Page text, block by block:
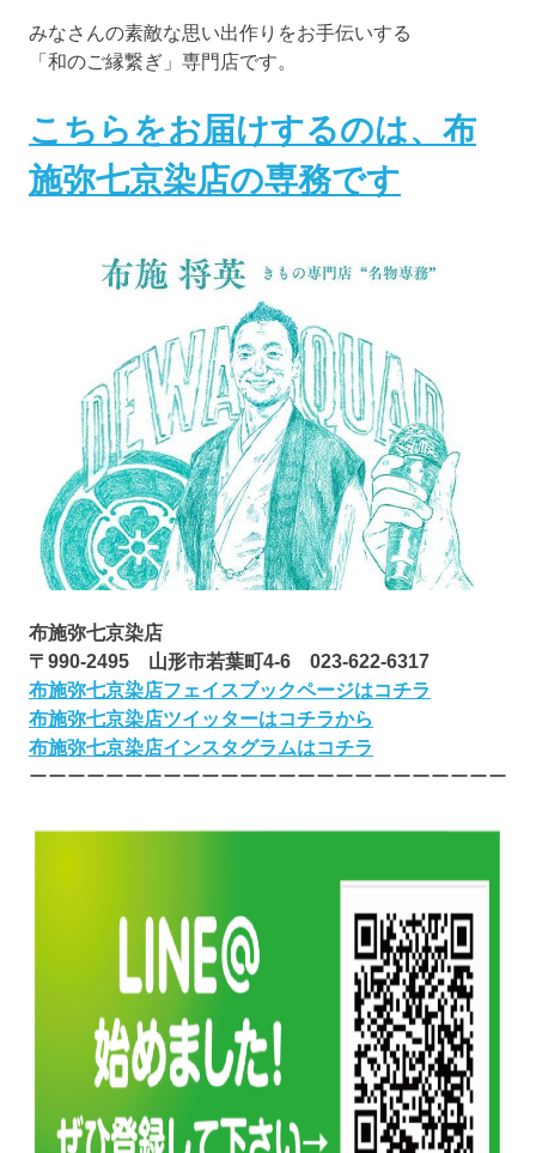
みなさんの素敵な思い出作りをお手伝いする
「和のご縁繋ぎ」専門店です。
こちらをお届けするのは、布
施弥七京染店の専務です
布施弥七京染店
〒990-2495 山形市若葉町4-6 023-622-6317
布施弥七京染店フェイスブックページはコチラ
布施弥七京染店ツイッターはコチラから
布施弥七京染店インスタグラムはコチラ
ーーーーーーーーーーーーーーーーーーーーーーーーー